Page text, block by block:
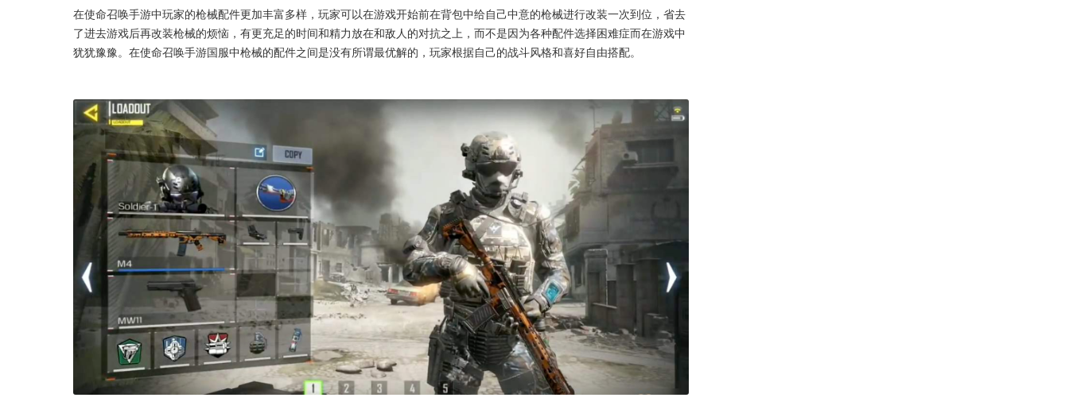
在使命召唤手游中玩家的枪械配件更加丰富多样，玩家可以在游戏开始前在背包中给自己中意的枪械进行改装一次到位，省去
了进去游戏后再改装枪械的烦恼，有更充足的时间和精力放在和敌人的对抗之上，而不是因为各种配件选择困难症而在游戏中
犹犹豫豫。在使命召唤手游国服中枪械的配件之间是没有所谓最优解的，玩家根据自己的战斗风格和喜好自由搭配。